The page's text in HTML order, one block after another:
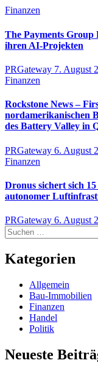
Finanzen
The Payments
ihren AI-Projekten
PRGateway 7. August
Finanzen
Rockstone News –
nordamerikanischen
des Battery Valley in
PRGateway 6. August
Finanzen
Dronus sichert sich
autonomer
PRGateway 6. August
Suchen
nach:
Kategorien
Allgemein
Bau-Immobilien
Finanzen
Handel
Politik
Neueste